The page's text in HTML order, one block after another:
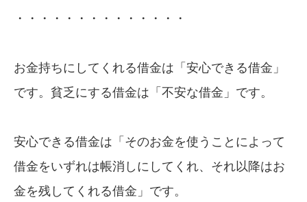
・・・・・・・・・・・・・・
お金持ちにしてくれる借金は「安心できる借金」
です。貧乏にする借金は「不安な借金」です。
安心できる借金は「そのお金を使うことによって
借金をいずれは帳消しにしてくれ、それ以降はお
金を残してくれる借金」です。